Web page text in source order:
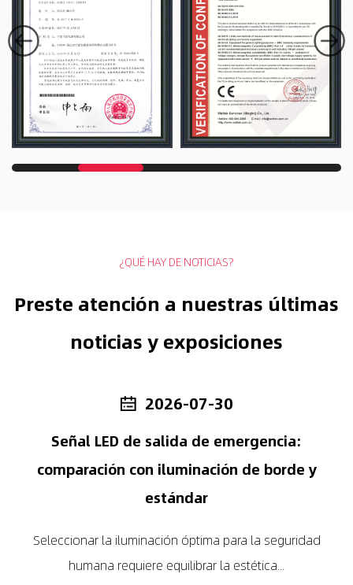
¿QUÉ HAY DE NOTICIAS?
Preste atención a nuestras últimas
noticias y exposiciones
2026-07-30
Señal LED de salida de emergencia:
comparación con iluminación de borde y
estándar
Seleccionar la iluminación óptima para la seguridad
humana requiere equilibrar la estética...